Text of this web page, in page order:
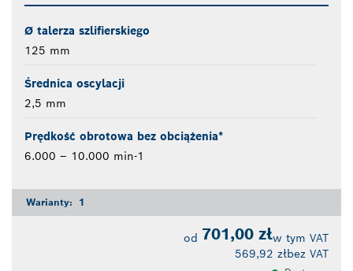
Ø talerza szlifierskiego
125 mm
Średnica oscylacji
2,5 mm
Prędkość obrotowa bez obciążenia*
6.000 – 10.000 min-1
Warianty: 1
od 701,00 złw tym VAT
569,92 złbez VAT